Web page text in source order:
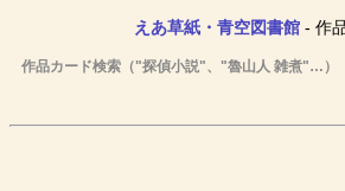
えあ草紙・青空図書館- 作
作品カード検索（"探偵小説"、"魯山人 雑煮"…）